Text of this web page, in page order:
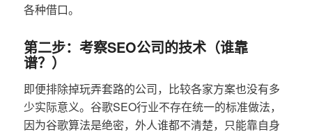
各种借口。
第二步：考察SEO公司的技术（谁靠
谱？）
即便排除掉玩弄套路的公司，比较各家方案也没有多
少实际意义。谷歌SEO行业不存在统一的标准做法，
因为谷歌算法是绝密，外人谁都不清楚，只能靠自身